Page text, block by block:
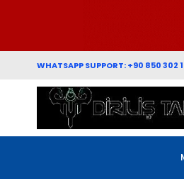
WHATSAPP SUPPORT: +90 850 302